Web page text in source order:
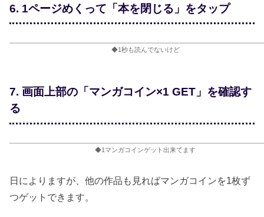
6. 1ページめくって「本を閉じる」をタップ
◆1秒も読んでないけど
7. 画面上部の「マンガコイン×1 GET」を確認す
る
◆1マンガコインゲット出来てます
日によりますが、他の作品も見ればマンガコインを1枚ず
つゲットできます。